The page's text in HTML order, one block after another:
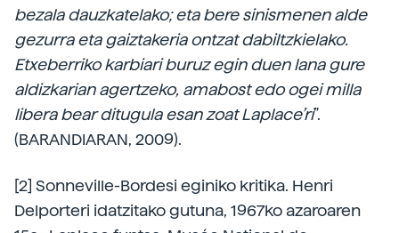
bezala dauzkatelako; eta bere sinismenen alde
gezurra eta gaiztakeria ontzat dabiltzkielako.
Etxeberriko karbiari buruz egin duen lana gure
aldizkarian agertzeko, amabost edo ogei milla
libera bear ditugula esan zoat Laplace’ri”.
(BARANDIARAN, 2009).
[2] Sonneville-Bordesi eginiko kritika. Henri
Delporteri idatzitako gutuna, 1967ko azaroaren